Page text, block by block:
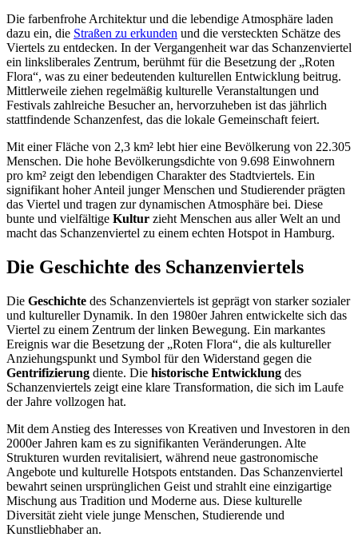
Die farbenfrohe Architektur und die lebendige Atmosphäre laden
dazu ein, die Straßen zu erkunden und die versteckten Schätze des
Viertels zu entdecken. In der Vergangenheit war das Schanzenviertel
ein linksliberales Zentrum, berühmt für die Besetzung der „Roten
Flora“, was zu einer bedeutenden kulturellen Entwicklung beitrug.
Mittlerweile ziehen regelmäßig kulturelle Veranstaltungen und
Festivals zahlreiche Besucher an, hervorzuheben ist das jährlich
stattfindende Schanzenfest, das die lokale Gemeinschaft feiert.
Mit einer Fläche von 2,3 km² lebt hier eine Bevölkerung von 22.305
Menschen. Die hohe Bevölkerungsdichte von 9.698 Einwohnern
pro km² zeigt den lebendigen Charakter des Stadtviertels. Ein
signifikant hoher Anteil junger Menschen und Studierender prägten
das Viertel und tragen zur dynamischen Atmosphäre bei. Diese
bunte und vielfältige Kultur zieht Menschen aus aller Welt an und
macht das Schanzenviertel zu einem echten Hotspot in Hamburg.
Die Geschichte des Schanzenviertels
Die Geschichte des Schanzenviertels ist geprägt von starker sozialer
und kultureller Dynamik. In den 1980er Jahren entwickelte sich das
Viertel zu einem Zentrum der linken Bewegung. Ein markantes
Ereignis war die Besetzung der „Roten Flora“, die als kultureller
Anziehungspunkt und Symbol für den Widerstand gegen die
Gentrifizierung diente. Die historische Entwicklung des
Schanzenviertels zeigt eine klare Transformation, die sich im Laufe
der Jahre vollzogen hat.
Mit dem Anstieg des Interesses von Kreativen und Investoren in den
2000er Jahren kam es zu signifikanten Veränderungen. Alte
Strukturen wurden revitalisiert, während neue gastronomische
Angebote und kulturelle Hotspots entstanden. Das Schanzenviertel
bewahrt seinen ursprünglichen Geist und strahlt eine einzigartige
Mischung aus Tradition und Moderne aus. Diese kulturelle
Diversität zieht viele junge Menschen, Studierende und
Kunstliebhaber an.